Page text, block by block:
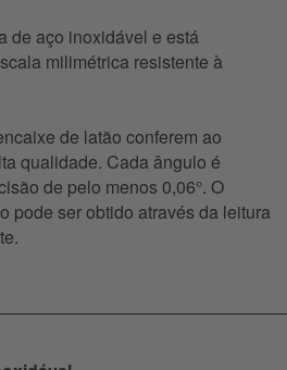
de aço inoxidável e está
milimétrica resistente à
de latão conferem ao
qualidade. Cada ângulo é
de pelo menos 0,06°. O
pode ser obtido através da leitura